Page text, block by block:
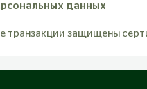
данных
транзакции защищены